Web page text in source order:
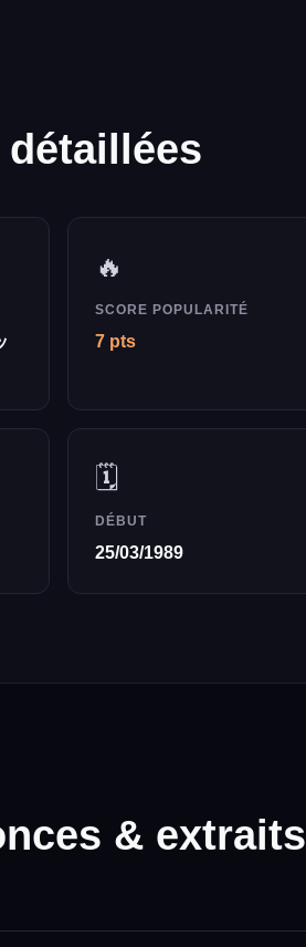
🔥
SCORE POPULARITÉ
7 pts
🗓️
DÉBUT
25/03/1989
& extraits